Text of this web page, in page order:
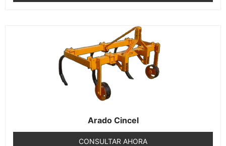
Arado Cincel
CONSULTAR AHORA